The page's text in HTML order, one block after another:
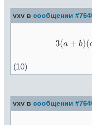
vxv в сообщении
(10)
vxv в сообщении